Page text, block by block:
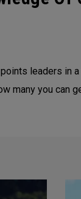
leaders in
many you can